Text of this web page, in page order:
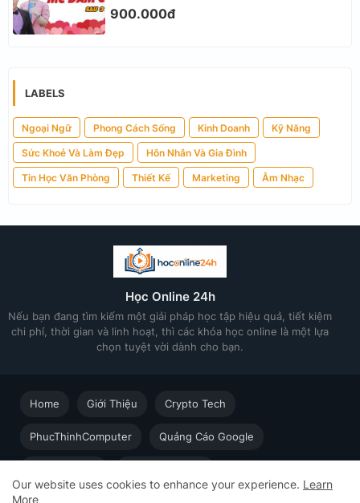
900.000đ
LABELS
Ngoại Ngữ Phong Cách Sống Kinh Doanh Kỹ Năng
Sức Khoẻ Và Làm Đẹp Hôn Nhân Và Gia Đình
Tin Học Văn Phòng Thiết Kế Marketing Âm Nhạc
Học Online 24h
Nếu bạn đang tìm kiếm một giải pháp học tập hiệu quả, tiết kiệm
chi phí, thời gian và linh hoạt, thì các khóa học online là một lựa
chọn tuyệt vời dành cho bạn.
Home Giới Thiệu Crypto Tech
PhucThinhComputer Quảng Cáo Google
Our website uses cookies to enhance your experience. Learn
More